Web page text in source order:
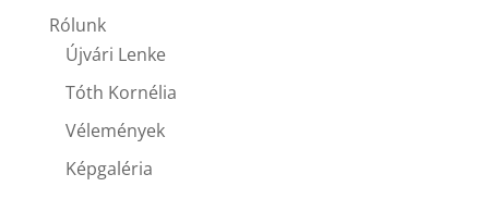
Rólunk
Újvári Lenke
Tóth Kornélia
Vélemények
Képgaléria